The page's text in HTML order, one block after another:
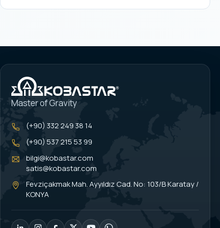
Master of Gravity
(+90) 332 249 38 14
(+90) 537 215 53 99
bilgi@kobastar.com
satis@kobastar.com
Fevziçakmak Mah. Ayyıldız Cad. No: 103/B Karatay /
KONYA